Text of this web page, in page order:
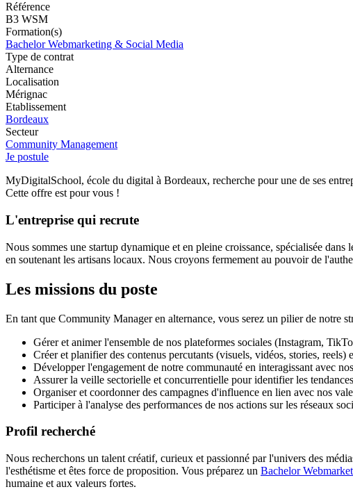
Référence
B3 WSM
Formation(s)
Bachelor Webmarketing & Social Media
Type de contrat
Alternance
Localisation
Mérignac
Etablissement
Bordeaux
Secteur
Community Management
Je postule
MyDigitalSchool, école du digital à Bordeaux, recherche pour une de ses
Cette offre est pour vous !
L'entreprise qui recrute
Nous sommes une startup dynamique et en pleine croissance, spécialisée
en soutenant les artisans locaux. Nous croyons fermement au pouvoir de
Les missions du poste
En tant que Community Manager en alternance, vous serez un pilier de notre
Gérer et animer l'ensemble de nos plateformes sociales (Instagram,
Créer et planifier des contenus percutants (visuels, vidéos, stories,
Développer l'engagement de notre communauté en interagissant avec
Assurer la veille sectorielle et concurrentielle pour identifier les
Organiser et coordonner des campagnes d'influence en lien avec nos
Participer à l'analyse des performances de nos actions sur les réseaux
Profil recherché
Nous recherchons un talent créatif, curieux et passionné par l'univers des
l'esthétisme et êtes force de proposition. Vous préparez un Bachelor
humaine et aux valeurs fortes.